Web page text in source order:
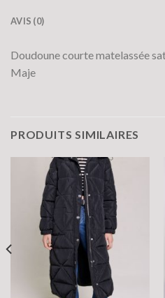
AVIS (0)
Doudoune courte matelassée
Maje
PRODUITS SIMILAIRES